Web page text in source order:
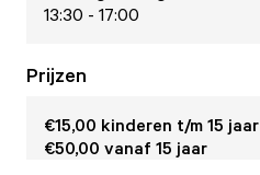
13:30 - 17:00
Prijzen
€15,00 kinderen t/m 15 jaar
€50,00 vanaf 15 jaar